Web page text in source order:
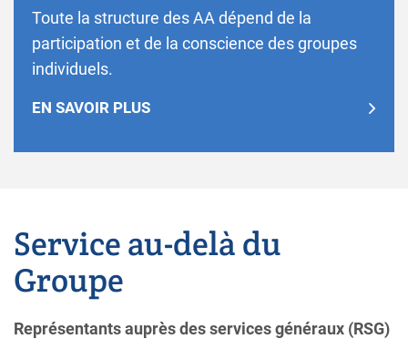
Toute la structure des AA dépend de la
participation et de la conscience des groupes
individuels.
EN SAVOIR PLUS
Service au-delà du
Groupe
Représentants auprès des services généraux (RSG)